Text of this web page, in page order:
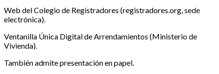
Web del Colegio de Registradores (registradores.org, sede
electrónica).
Ventanilla Única Digital de Arrendamientos (Ministerio de
Vivienda).
También admite presentación en papel.